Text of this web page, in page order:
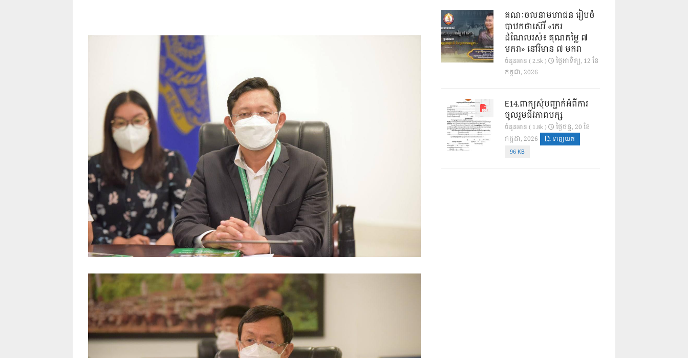
គណៈចលនាមហាជន រៀបចំ
បាឋកថាស៊េរី «កេរ
ដំណែលរស់៖ គុណតម្លៃ ៧
មករា» នៅវិមាន ៧ មករា
ចំនួនអាន ( 2.5k )
ថ្ងៃ​អាទិត្យ, 12 ខែ​
កក្កដា, 2026
E14.ពាក្យសុំបញ្ជាក់អំពីការ
ចូលរួមជីវភាពបក្ស
ចំនួនអាន ( 1.8k )
ថ្ងៃ​ចន្ទ, 20 ខែ​
កក្កដា, 2026
ទាញយក
96 KB